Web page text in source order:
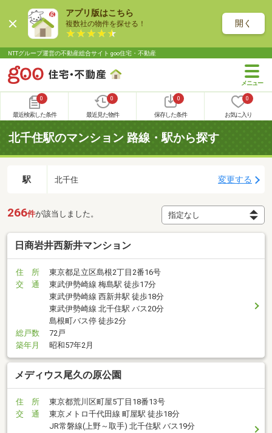
アプリ版はこちら
複数社の物件を探せる！ 開く
NTTグループ運営の不動産総合サイト goo住宅・不動産
0
最近検索した条件
0
最近見た物件
0
保存した条件
0
お気に入り
北千住駅のマンション 路線・駅から探す
駅 北千住 変更する
266件が該当しました。
日商岩井西新井マンション
住 所
東京都足立区島根2丁目2番16号
交 通
東武伊勢崎線 梅島駅 徒歩17分
東武伊勢崎線 西新井駅 徒歩18分
東武伊勢崎線 北千住駅 バス20分
島根町バス停 徒歩2分
総戸数
72戸
築年月
昭和57年2月
メディウス尾久の原公園
住 所
東京都荒川区町屋5丁目18番13号
交 通
東京メトロ千代田線 町屋駅 徒歩18分
JR常磐線(上野～取手) 北千住駅 バス19分